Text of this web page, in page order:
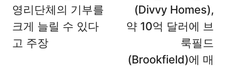
영리단체의 기부를
크게 늘릴 수 있다
고 주장
(Divvy Homes),
약 10억 달러에 브
룩필드
(Brookfield)에 매